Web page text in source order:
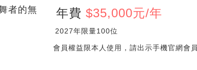
請
對
象
者的無 享有權益
年費 $35,000元/年
2027年限量100位
會員權益限本人使用，請出示手機官網會